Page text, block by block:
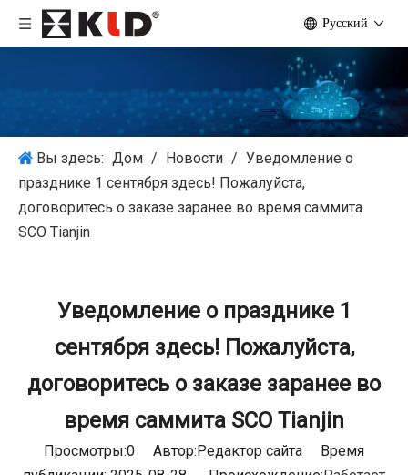
Pусский
Вы здесь: Дом / Новости / Уведомление о
празднике 1 сентября здесь! Пожалуйста,
договоритесь о заказе заранее во время саммита
SCO Tianjin
Уведомление о празднике 1
сентября здесь! Пожалуйста,
договоритесь о заказе заранее во
время саммита SCO Tianjin
Просмотры:0 Автор:Pедактор сайта Время